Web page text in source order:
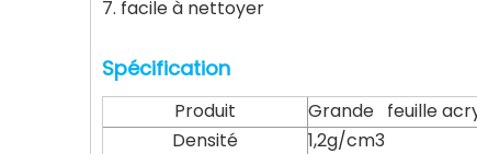
7. facile à nettoyer
Spécification
Produit
Grande feuille
Densité
1,2g/cm3